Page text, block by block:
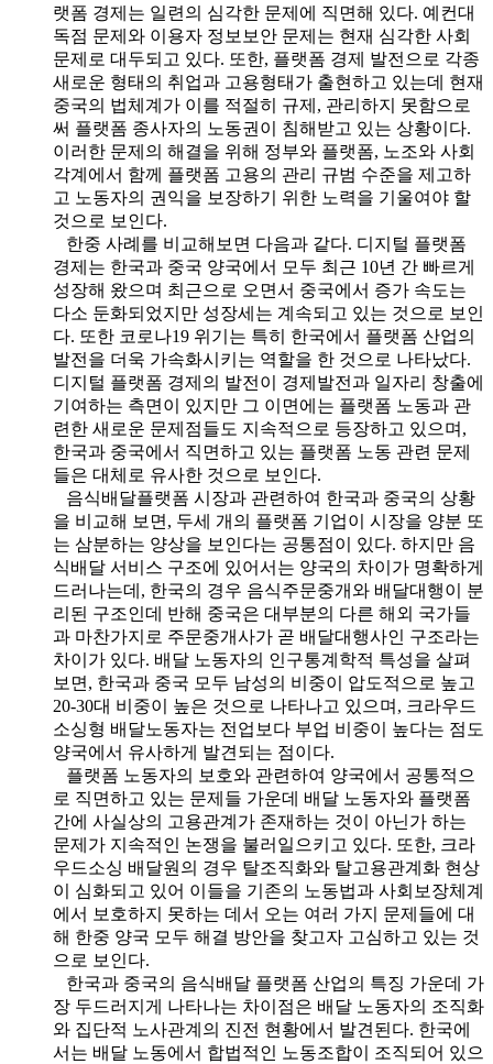
랫폼 경제는 일련의 심각한 문제에 직면해 있다. 예컨대
독점 문제와 이용자 정보보안 문제는 현재 심각한 사회
문제로 대두되고 있다. 또한, 플랫폼 경제 발전으로 각종
새로운 형태의 취업과 고용형태가 출현하고 있는데 현재
중국의 법체계가 이를 적절히 규제, 관리하지 못함으로
써 플랫폼 종사자의 노동권이 침해받고 있는 상황이다.
이러한 문제의 해결을 위해 정부와 플랫폼, 노조와 사회
각계에서 함께 플랫폼 고용의 관리 규범 수준을 제고하
고 노동자의 권익을 보장하기 위한 노력을 기울여야 할
것으로 보인다.
한중 사례를 비교해보면 다음과 같다. 디지털 플랫폼
경제는 한국과 중국 양국에서 모두 최근 10년 간 빠르게
성장해 왔으며 최근으로 오면서 중국에서 증가 속도는
다소 둔화되었지만 성장세는 계속되고 있는 것으로 보인
다. 또한 코로나19 위기는 특히 한국에서 플랫폼 산업의
발전을 더욱 가속화시키는 역할을 한 것으로 나타났다.
디지털 플랫폼 경제의 발전이 경제발전과 일자리 창출에
기여하는 측면이 있지만 그 이면에는 플랫폼 노동과 관
련한 새로운 문제점들도 지속적으로 등장하고 있으며,
한국과 중국에서 직면하고 있는 플랫폼 노동 관련 문제
들은 대체로 유사한 것으로 보인다.
음식배달플랫폼 시장과 관련하여 한국과 중국의 상황
을 비교해 보면, 두세 개의 플랫폼 기업이 시장을 양분 또
는 삼분하는 양상을 보인다는 공통점이 있다. 하지만 음
식배달 서비스 구조에 있어서는 양국의 차이가 명확하게
드러나는데, 한국의 경우 음식주문중개와 배달대행이 분
리된 구조인데 반해 중국은 대부분의 다른 해외 국가들
과 마찬가지로 주문중개사가 곧 배달대행사인 구조라는
차이가 있다. 배달 노동자의 인구통계학적 특성을 살펴
보면, 한국과 중국 모두 남성의 비중이 압도적으로 높고
20-30대 비중이 높은 것으로 나타나고 있으며, 크라우드
소싱형 배달노동자는 전업보다 부업 비중이 높다는 점도
양국에서 유사하게 발견되는 점이다.
플랫폼 노동자의 보호와 관련하여 양국에서 공통적으
로 직면하고 있는 문제들 가운데 배달 노동자와 플랫폼
간에 사실상의 고용관계가 존재하는 것이 아닌가 하는
문제가 지속적인 논쟁을 불러일으키고 있다. 또한, 크라
우드소싱 배달원의 경우 탈조직화와 탈고용관계화 현상
이 심화되고 있어 이들을 기존의 노동법과 사회보장체계
에서 보호하지 못하는 데서 오는 여러 가지 문제들에 대
해 한중 양국 모두 해결 방안을 찾고자 고심하고 있는 것
으로 보인다.
한국과 중국의 음식배달 플랫폼 산업의 특징 가운데 가
장 두드러지게 나타나는 차이점은 배달 노동자의 조직화
와 집단적 노사관계의 진전 현황에서 발견된다. 한국에
서는 배달 노동에서 합법적인 노동조합이 조직되어 있으